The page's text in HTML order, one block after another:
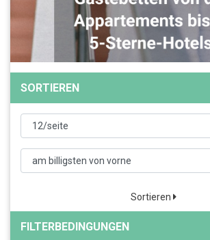
SORTIEREN
Sortieren
FILTERBEDINGUNGEN